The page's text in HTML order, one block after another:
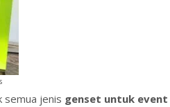
semua jenis genset untuk event